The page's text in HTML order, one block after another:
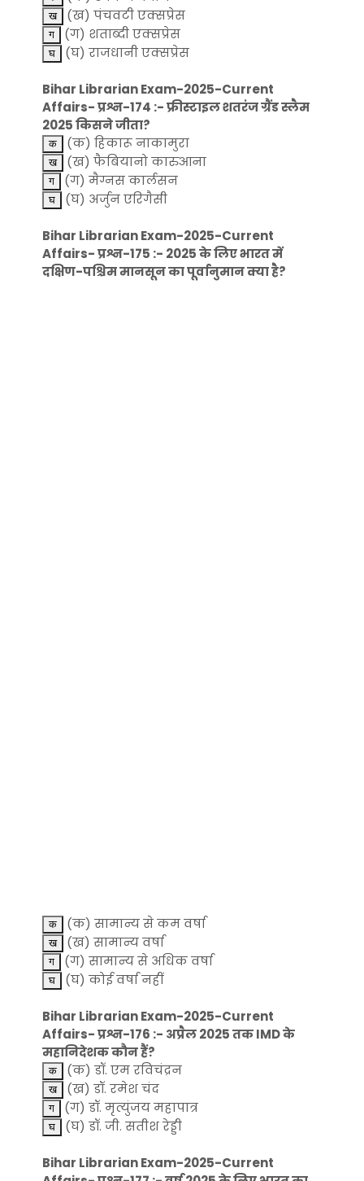
(ख) पंचवटी एक्सप्रेस
(ग) शताब्दी एक्सप्रेस
(घ) राजधानी एक्सप्रेस
Bihar Librarian Exam-2025-Current
Affairs- प्रश्न-174 :- फ्रीस्टाइल शतरंज ग्रैंड स्लैम
2025 किसने जीता?
(क) हिकारू नाकामुरा
(ख) फैबियानो कारुआना
(ग) मैग्नस कार्लसन
(घ) अर्जुन एरिगैसी
Bihar Librarian Exam-2025-Current
Affairs- प्रश्न-175 :- 2025 के लिए भारत में
दक्षिण-पश्चिम मानसून का पूर्वानुमान क्या है?
(क) सामान्य से कम वर्षा
(ख) सामान्य वर्षा
(ग) सामान्य से अधिक वर्षा
(घ) कोई वर्षा नहीं
Bihar Librarian Exam-2025-Current
Affairs- प्रश्न-176 :- अप्रैल 2025 तक IMD के
महानिदेशक कौन हैं?
(क) डॉ. एम रविचंद्रन
(ख) डॉ. रमेश चंद
(ग) डॉ. मृत्युंजय महापात्र
(घ) डॉ. जी. सतीश रेड्डी
Bihar Librarian Exam-2025-Current